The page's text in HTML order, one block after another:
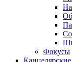
Фокусы